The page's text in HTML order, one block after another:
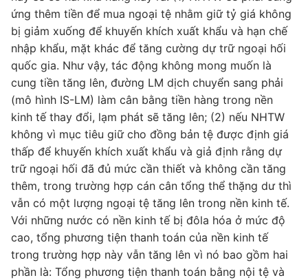
ứng thêm tiền để mua ngoại tệ nhằm giữ tỷ giá không
bị giảm xuống để khuyến khích xuất khẩu và hạn chế
nhập khẩu, mặt khác để tăng cường dự trữ ngoại hối
quốc gia. Như vậy, tác động không mong muốn là
cung tiền tăng lên, đường LM dịch chuyển sang phải
(mô hình IS-LM) làm cân bằng tiền hàng trong nền
kinh tế thay đổi, lạm phát sẽ tăng lên; (2) nếu NHTW
không vì mục tiêu giữ cho đồng bản tệ được định giá
thấp để khuyến khích xuất khẩu và giả định rằng dự
trữ ngoại hối đã đủ mức cần thiết và không cần tăng
thêm, trong trường hợp cán cân tổng thể thặng dư thì
vẫn có một lượng ngoại tệ tăng lên trong nền kinh tế.
Với những nước có nền kinh tế bị đôla hóa ở mức độ
cao, tổng phương tiện thanh toán của nền kinh tế
trong trường hợp này vẫn tăng lên vì nó bao gồm hai
phần là: Tổng phương tiện thanh toán bằng nội tệ và